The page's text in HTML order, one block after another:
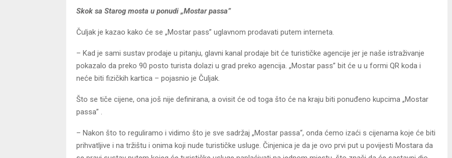
Skok sa Starog mosta u ponudi „Mostar passa”
Čuljak je kazao kako će se „Mostar pass” uglavnom prodavati putem interneta.
– Kad je sami sustav prodaje u pitanju, glavni kanal prodaje bit će turističke agencije jer je naše istraživanje
pokazalo da preko 90 posto turista dolazi u grad preko agencija. „Mostar pass” bit će u u formi QR koda i
neće biti fizičkih kartica – pojasnio je Čuljak.
Što se tiče cijene, ona još nije definirana, a ovisit će od toga što će na kraju biti ponuđeno kupcima „Mostar
passa” .
– Nakon što to reguliramo i vidimo što je sve sadržaj „Mostar passa“, onda ćemo izaći s cijenama koje će biti
prihvatljive i na tržištu i onima koji nude turističke usluge. Činjenica je da je ovo prvi put u povijesti Mostara da